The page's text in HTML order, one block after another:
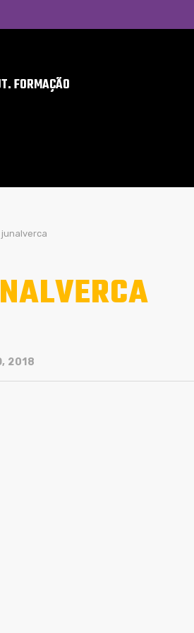
FORMAÇÃO
junalverca
2018